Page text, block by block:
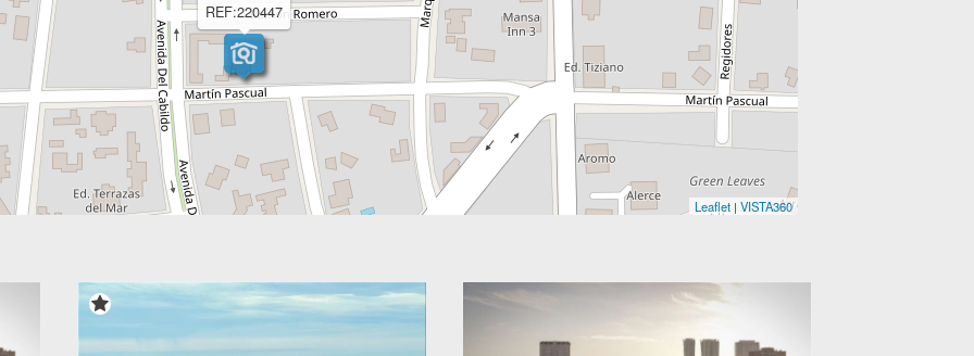
REF:220447
Leaflet | VISTA360